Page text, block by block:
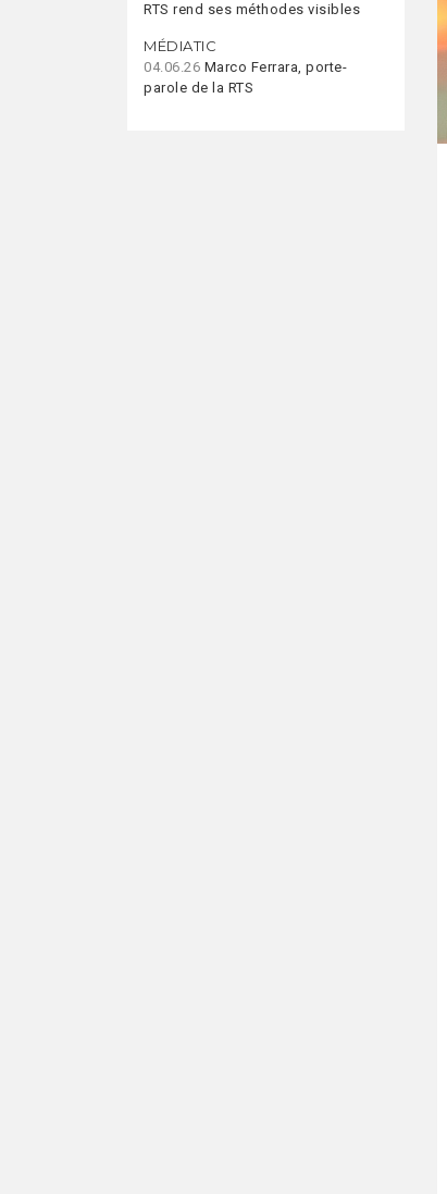
RTS rend ses méthodes visibles
MÉDIATIC
04.06.26 Marco Ferrara, porte-
parole de la RTS